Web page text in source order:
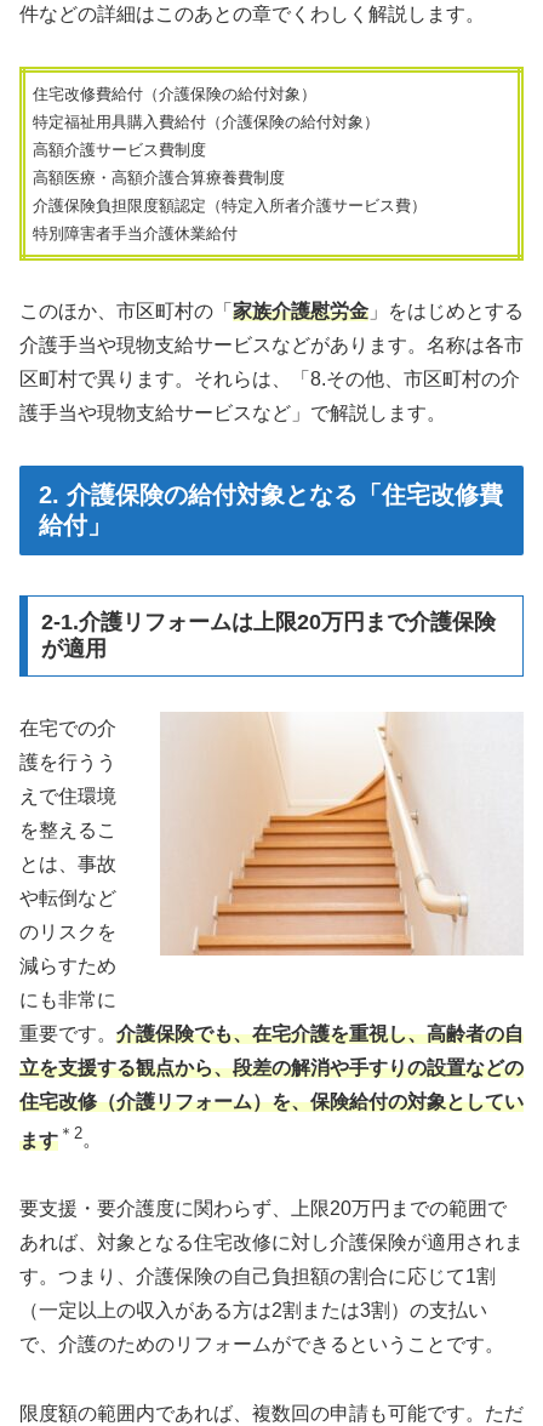
件などの詳細はこのあとの章でくわしく解説します。
住宅改修費給付（介護保険の給付対象）
特定福祉用具購入費給付（介護保険の給付対象）
高額介護サービス費制度
高額医療・高額介護合算療養費制度
介護保険負担限度額認定（特定入所者介護サービス費）
特別障害者手当介護休業給付
このほか、市区町村の「 家族介護慰労金 」をはじめとする
介護手当や現物支給サービスなどがあります。名称は各市
区町村で異ります。それらは、「8.その他、市区町村の介
護手当や現物支給サービスなど」で解説します。
2. 介護保険の給付対象となる「住宅改修費
給付」
2-1.介護リフォームは上限20万円まで介護保険
が適用
在宅での介
護を行うう
えで住環境
を整えるこ
とは、事故
や転倒など
のリスクを
減らすため
にも非常に
重要です。 介護保険でも、在宅介護を重視し、高齢者の自
立を支援する観点から、段差の解消や手すりの設置などの
住宅改修（介護リフォーム）を、保険給付の対象としてい
ます ＊2。
要支援・要介護度に関わらず、上限20万円までの範囲で
あれば、対象となる住宅改修に対し介護保険が適用されま
す。つまり、介護保険の自己負担額の割合に応じて1割
（一定以上の収入がある方は2割または3割）の支払い
で、介護のためのリフォームができるということです。
限度額の範囲内であれば、複数回の申請も可能です。ただ